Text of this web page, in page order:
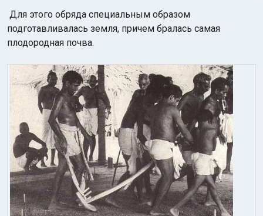
Для этого обряда специальным образом
подготавливалась земля, причем бралась самая
плодородная почва.